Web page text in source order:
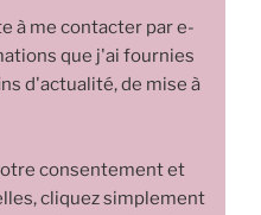
à me contacter par e-
que j'ai fournies
d'actualité, de mise à
consentement et
cliquez simplement